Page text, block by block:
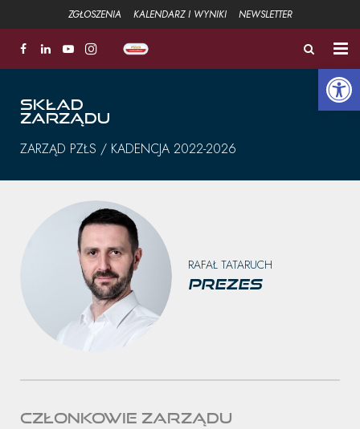
ZGŁOSZENIA KALENDARZ I WYNIKI NEWSLETTER
FUNDACJA
Aktualności
Strefa sportowa +
Strefa Związku +
Strefa szkoleniowa +
Galeria
SKŁAD
ZARZĄDU
ZARZĄD PZŁS / KADENCJA 2022-2026
RAFAŁ TATARUCH
Prezes
Członkowie zarządu